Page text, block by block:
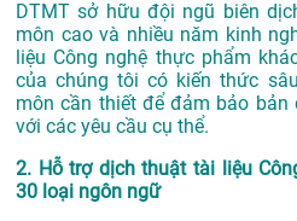
DTMT sở hữu đội ngũ biên
môn cao và nhiều năm kinh
liệu Công nghệ thực phẩm
của chúng tôi có kiến thức
môn cần thiết để đảm bảo
với các yêu cầu cụ thể.
2. Hỗ trợ dịch thuật tài liệu
30 loại ngôn ngữ